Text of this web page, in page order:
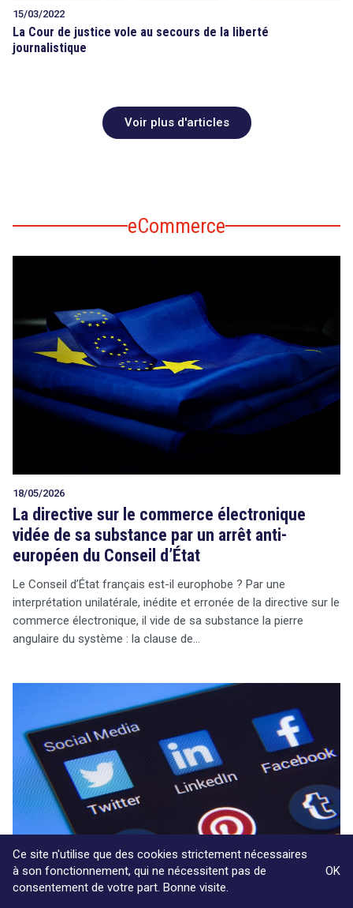
15/03/2022
La Cour de justice vole au secours de la liberté
journalistique
Voir plus d'articles
eCommerce
18/05/2026
La directive sur le commerce électronique
vidée de sa substance par un arrêt anti-
européen du Conseil d’État
Le Conseil d’État français est-il europhobe ? Par une
interprétation unilatérale, inédite et erronée de la directive sur le
commerce électronique, il vide de sa substance la pierre
angulaire du système : la clause de…
Ce site n'utilise que des cookies strictement nécessaires
à son fonctionnement, qui ne nécessitent pas de
consentement de votre part. Bonne visite.
OK